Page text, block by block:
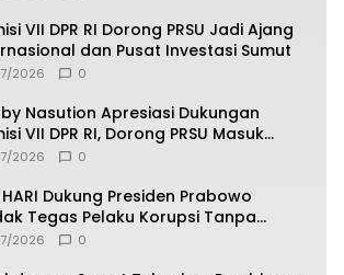
VII DPR RI Dorong PRSU Jadi Ajang
dan Pusat Investasi Sumut
2026 0
Nasution Apresiasi Dukungan
VII DPR RI, Dorong PRSU Masuk
Event Nasional
2026 0
HARI Dukung Presiden Prabowo
Tegas Pelaku Korupsi Tanpa
Pilih
2026 0